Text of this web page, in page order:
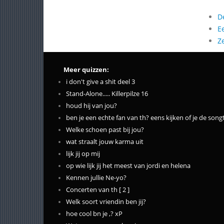
Meer quizzen:
i don't give a shit deel 3
Stand-Alone..... Killerpilze 16
houd hij van jou?
ben je een echte fan van th? eens kijken of je de
Welke schoen past bij jou?
wat straalt jouw karma uit
lijk jij op mij
op wie lijk jij het meest van jordi en helena
Kennen jullie Ne-yo?
Concerten van th [ 2 ]
Welk soort vriendin ben jij?
hoe cool bn je ,? xP